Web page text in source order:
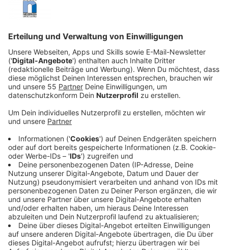
Der Sommer steht in den Startlöchern und damit
steigt auch die Gefahr, dass wir von einer Zecke
gebissen werden. Denn wenn es warm wird, fühlen sich
die Viecher leider besonders wohl. Der Klimawandel ist
deshalb nicht besonders förderlich. Im Gegenteil, die
immer weiter steigenden Temperaturen sorgen dafür,
dass Zecken wohl bald ganzjährig auf Blättern sitzen -
und Menschen mit gefährlichen Krankheiten wie
Biss, dann sollte man die Zecke so schnell wie möglich
Anzeige
Wie reagieren bei einem Zeckenbiss?
Anzeige
Bloß nicht in Panik verfallen. Denn dann könnte man